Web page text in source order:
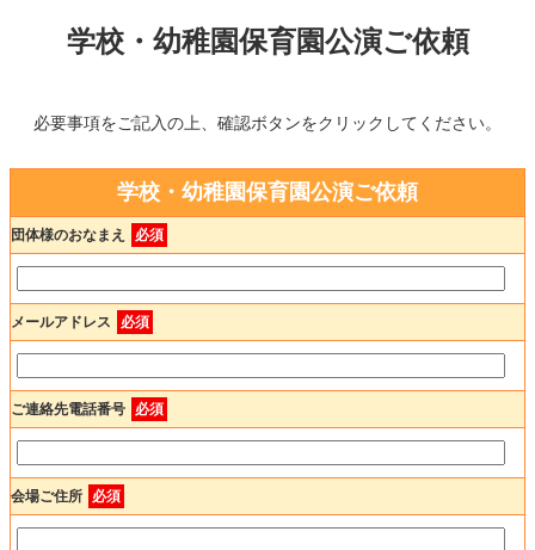
学校・幼稚園保育園公演ご依頼
必要事項をご記入の上、確認ボタンをクリックしてください。
学校・幼稚園保育園公演ご依頼
団体様のおなまえ 必須
メールアドレス 必須
ご連絡先電話番号 必須
会場ご住所 必須